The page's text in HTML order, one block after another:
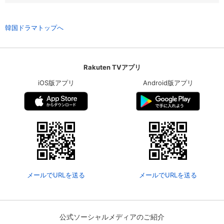
韓国ドラマトップへ
Rakuten TVアプリ
iOS版アプリ
メールでURLを送る
Android版アプリ
メールでURLを送る
公式ソーシャルメディアのご紹介